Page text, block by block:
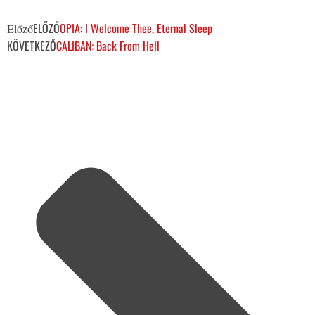
ElőzőELŐZŐOPIA: I Welcome Thee, Eternal Sleep
KÖVETKEZŐCALIBAN: Back From Hell